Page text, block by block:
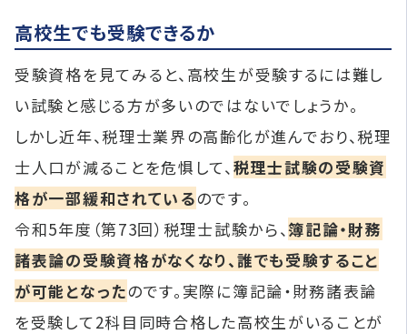
高校生でも受験できるか
受験資格を見てみると、高校生が受験するには難し
い試験と感じる方が多いのではないでしょうか。
しかし近年、税理士業界の高齢化が進んでおり、税理
士人口が減ることを危惧して、 税理士試験の受験資
格が一部緩和されているのです。
令和5年度（第73回）税理士試験から、簿記論・財務
諸表論の受験資格がなくなり、誰でも受験すること
が可能となったのです。実際に簿記論・財務諸表論
を受験して2科目同時合格した高校生がいることが